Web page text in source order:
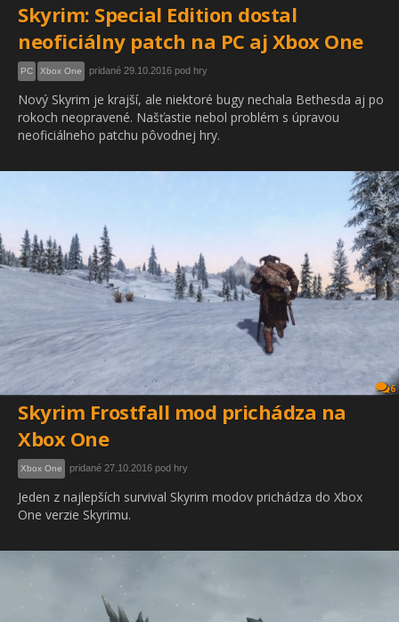
Skyrim: Special Edition dostal
neoficiálny patch na PC aj Xbox One
PC Xbox One pridané 29.10.2016 pod hry
Nový Skyrim je krajší, ale niektoré bugy nechala Bethesda aj po
rokoch neopravené. Našťastie nebol problém s úpravou
neoficiálneho patchu pôvodnej hry.
6
Skyrim Frostfall mod prichádza na
Xbox One
Xbox One pridané 27.10.2016 pod hry
Jeden z najlepších survival Skyrim modov prichádza do Xbox
One verzie Skyrimu.